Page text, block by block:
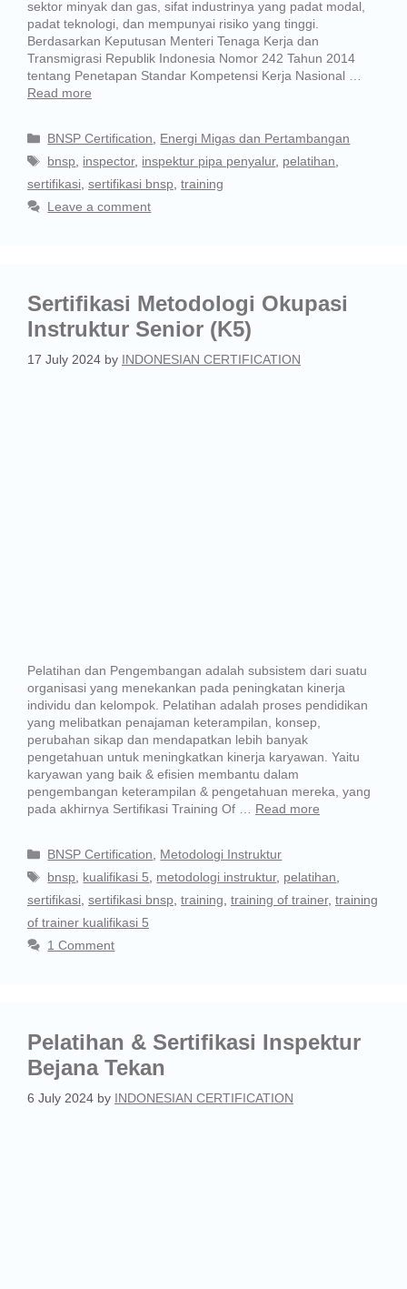
sektor minyak dan gas, sifat industrinya yang padat modal,
padat teknologi, dan mempunyai risiko yang tinggi.
Berdasarkan Keputusan Menteri Tenaga Kerja dan
Transmigrasi Republik Indonesia Nomor 242 Tahun 2014
tentang Penetapan Standar Kompetensi Kerja Nasional …
Read more
BNSP Certification, Energi Migas dan Pertambangan
bnsp, inspector, inspektur pipa penyalur, pelatihan,
sertifikasi, sertifikasi bnsp, training
Leave a comment
Sertifikasi Metodologi Okupasi
Instruktur Senior (K5)
17 July 2024 by INDONESIAN CERTIFICATION
Pelatihan dan Pengembangan adalah subsistem dari suatu
organisasi yang menekankan pada peningkatan kinerja
individu dan kelompok. Pelatihan adalah proses pendidikan
yang melibatkan penajaman keterampilan, konsep,
perubahan sikap dan mendapatkan lebih banyak
pengetahuan untuk meningkatkan kinerja karyawan. Yaitu
karyawan yang baik & efisien membantu dalam
pengembangan keterampilan & pengetahuan mereka, yang
pada akhirnya Sertifikasi Training Of … Read more
BNSP Certification
Metodologi Instruktur
bnsp kualifikasi 5 metodologi instruktur, pelatihan
sertifikasi sertifikasi bnsp training training of trainer, training
of trainer kualifikasi 5
1 Comment
Pelatihan & Sertifikasi Inspektur
Bejana Tekan
6 July 2024 by INDONESIAN CERTIFICATION